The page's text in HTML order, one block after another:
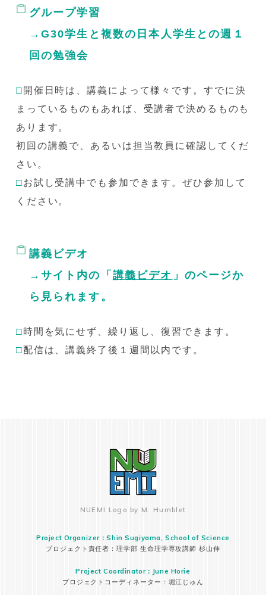
グループ学習
→G30学生と複数の日本人学生との週１
回の勉強会
□ 開催日時は、講義によって様々です。すでに決
まっているものもあれば、受講者で決めるものも
あります。
初回の講義で、あるいは担当教員に確認してくだ
さい。
□お試し受講中でも参加できます。ぜひ参加して
ください。
講義ビデオ
→サイト内の「 講義ビデオ 」のページか
ら見られます。
□時間を気にせず、繰り返し、復習できます。
□配信は、講義終了後１週間以内です。
NUEMI Logo by M. Humblet
Project Organizer：Shin Sugiyama, School of Science
プロジェクト責任者：理学部 生命理学専攻講師 杉山伸
Project Coordinator：June Horie
プロジェクトコーディネーター：堀江じゅん